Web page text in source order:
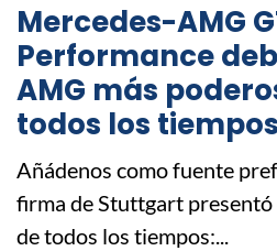
Mercedes-AMG
Performance
AMG más
todos los tiempos
Añádenos como fuente
firma de Stuttgart
de todos los tiempos:...